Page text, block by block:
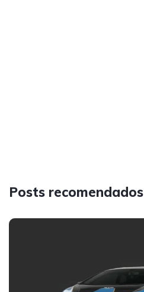
Posts recomendados